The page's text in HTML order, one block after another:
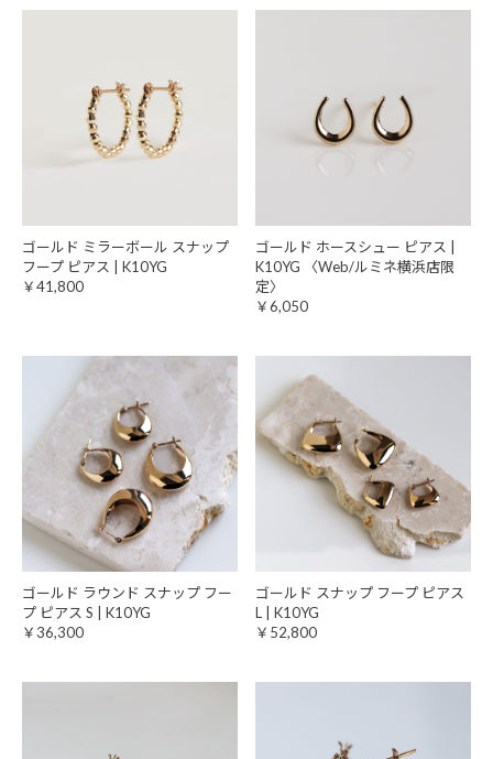
ゴールド ミラーボール スナップ
フープ ピアス | K10YG
￥41,800
ゴールド ホースシュー ピアス |
K10YG 〈Web/ルミネ横浜店限
定〉
￥6,050
ゴールド ラウンド スナップ フー
プ ピアス S | K10YG
￥36,300
ゴールド スナップ フープ ピアス
L | K10YG
￥52,800